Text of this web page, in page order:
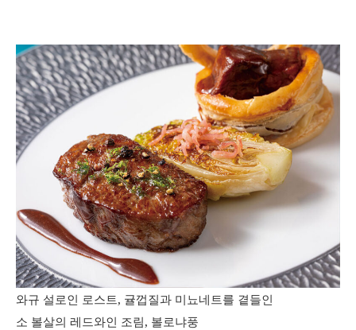
와규 설로인 로스트, 귤껍질과 미뇨네트를 곁들인
소 볼살의 레드와인 조림, 볼로냐풍